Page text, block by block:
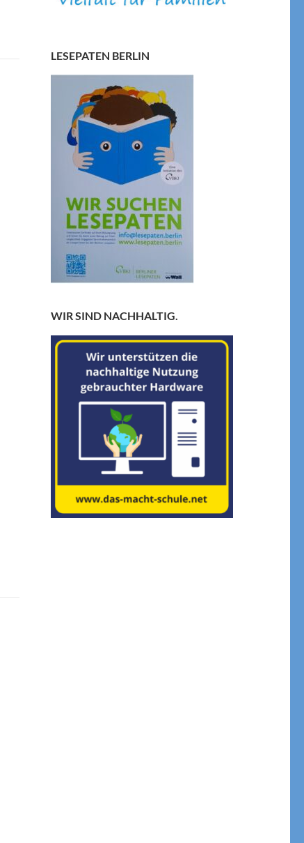
LESEPATEN BERLIN
WIR SIND NACHHALTIG.